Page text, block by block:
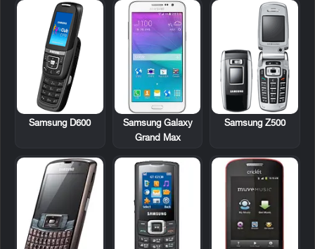
Samsung Z500
Samsung Galaxy
Grand Max
Samsung D600